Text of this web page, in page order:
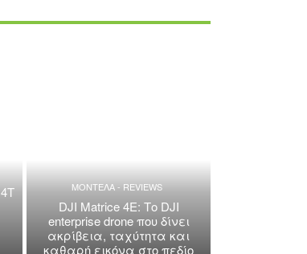
ΜΟΝΤΕΛΑ - REVIEWS
DJI Matrice 4E: Το DJI
enterprise drone που δίνει
ακρίβεια, ταχύτητα και
καθαρή εικόνα στο πεδίο